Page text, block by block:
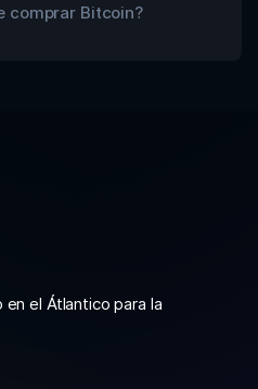
comprar Bitcoin?
el Átlantico para la